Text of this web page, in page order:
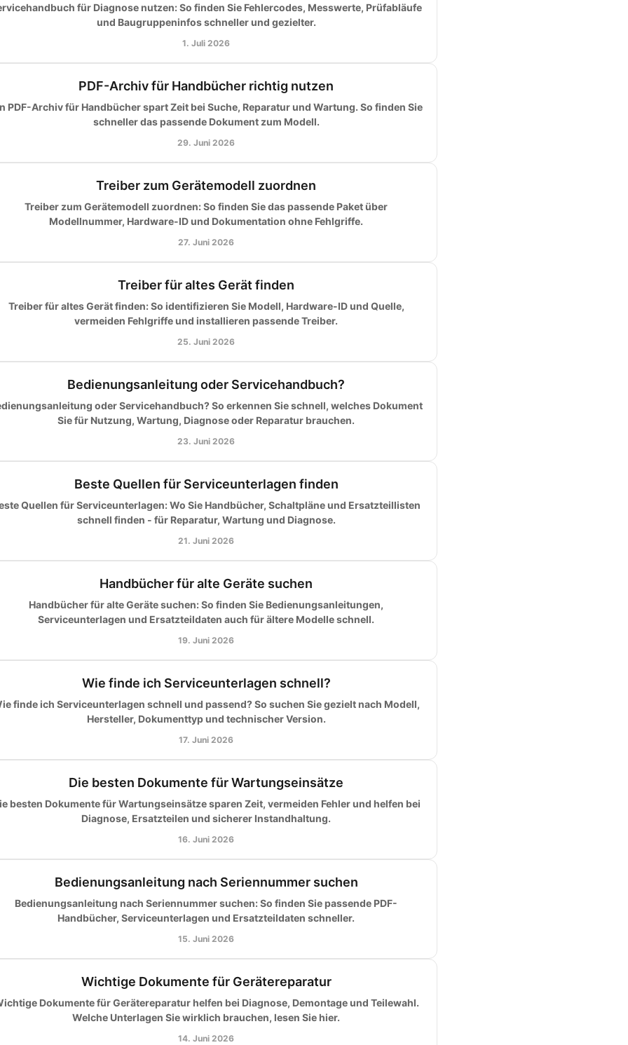
für Diagnose nutzen: So finden Sie Fehlercodes, Messwerte, Prüfabläufe
und Baugruppeninfos schneller und gezielter.
1. Juli 2026
PDF-Archiv für Handbücher richtig nutzen
PDF-Archiv für Handbücher spart Zeit bei Suche, Reparatur und Wartung. So finden Sie
schneller das passende Dokument zum Modell.
29. Juni 2026
Treiber zum Gerätemodell zuordnen
Treiber zum Gerätemodell zuordnen: So finden Sie das passende Paket über
Modellnummer, Hardware-ID und Dokumentation ohne Fehlgriffe.
27. Juni 2026
Treiber für altes Gerät finden
Treiber für altes Gerät finden: So identifizieren Sie Modell, Hardware-ID und Quelle,
vermeiden Fehlgriffe und installieren passende Treiber.
25. Juni 2026
Bedienungsanleitung oder Servicehandbuch?
oder Servicehandbuch? So erkennen Sie schnell, welches Dokument
Sie für Nutzung, Wartung, Diagnose oder Reparatur brauchen.
23. Juni 2026
Beste Quellen für Serviceunterlagen finden
Quellen für Serviceunterlagen: Wo Sie Handbücher, Schaltpläne und Ersatzteillisten
schnell finden - für Reparatur, Wartung und Diagnose.
21. Juni 2026
Handbücher für alte Geräte suchen
Handbücher für alte Geräte suchen: So finden Sie Bedienungsanleitungen,
Serviceunterlagen und Ersatzteildaten auch für ältere Modelle schnell.
19. Juni 2026
Wie finde ich Serviceunterlagen schnell?
finde ich Serviceunterlagen schnell und passend? So suchen Sie gezielt nach Modell,
Hersteller, Dokumenttyp und technischer Version.
17. Juni 2026
Die besten Dokumente für Wartungseinsätze
besten Dokumente für Wartungseinsätze sparen Zeit, vermeiden Fehler und helfen bei
Diagnose, Ersatzteilen und sicherer Instandhaltung.
16. Juni 2026
Bedienungsanleitung nach Seriennummer suchen
Bedienungsanleitung nach Seriennummer suchen: So finden Sie passende PDF-
Handbücher, Serviceunterlagen und Ersatzteildaten schneller.
15. Juni 2026
Wichtige Dokumente für Gerätereparatur
Dokumente für Gerätereparatur helfen bei Diagnose, Demontage und Teilewahl.
Welche Unterlagen Sie wirklich brauchen, lesen Sie hier.
14. Juni 2026